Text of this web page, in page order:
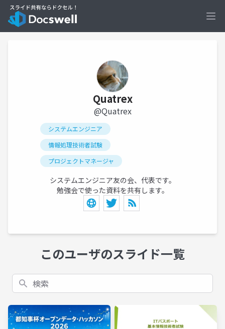
Quatrex
@Quatrex
システムエンジニア
情報処理技術者試験
プロジェクトマネージャ
システムエンジニア友の会、代表です。
勉強会で使った資料を共有します。
このユーザのスライド一覧
検索